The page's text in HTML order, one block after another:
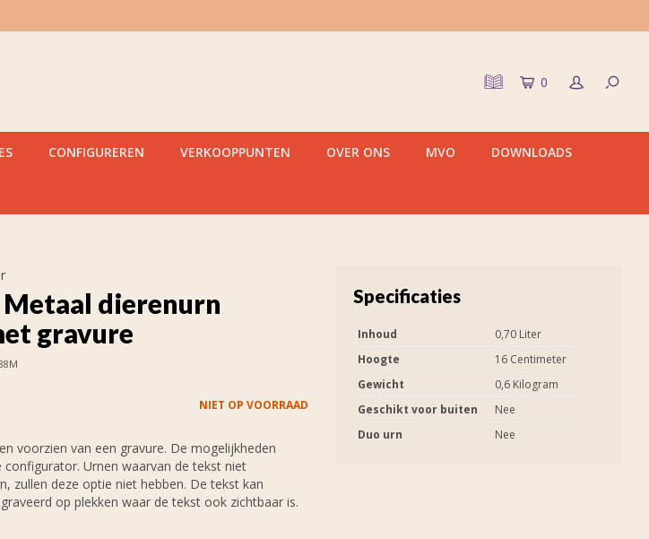
0
CONFIGUREREN VERKOOPPUNTEN OVER ONS MVO DOWNLOADS
Metaal dierenurn
gravure
NIET OP VOORRAAD
voorzien van een gravure. De mogelijkheden
configurator. Urnen waarvan de tekst niet
zullen deze optie niet hebben. De tekst kan
op plekken waar de tekst ook zichtbaar is.
Specificaties
Inhoud
0,70 Liter
Hoogte
16 Centimeter
Gewicht
0,6 Kilogram
Geschikt voor buiten
Nee
Duo urn
Nee